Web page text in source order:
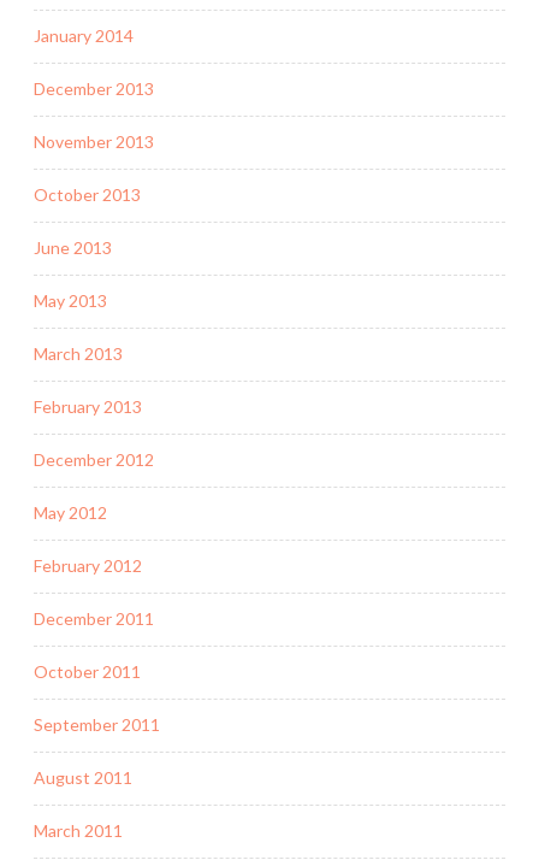
January 2014
December 2013
November 2013
October 2013
June 2013
May 2013
March 2013
February 2013
December 2012
May 2012
February 2012
December 2011
October 2011
September 2011
August 2011
March 2011